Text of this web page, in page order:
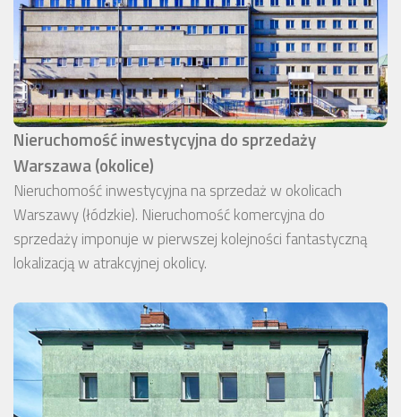
Nieruchomość inwestycyjna do sprzedaży
Warszawa (okolice)
Nieruchomość inwestycyjna na sprzedaż w okolicach
Warszawy (łódzkie). Nieruchomość komercyjna do
sprzedaży imponuje w pierwszej kolejności fantastyczną
lokalizacją w atrakcyjnej okolicy.